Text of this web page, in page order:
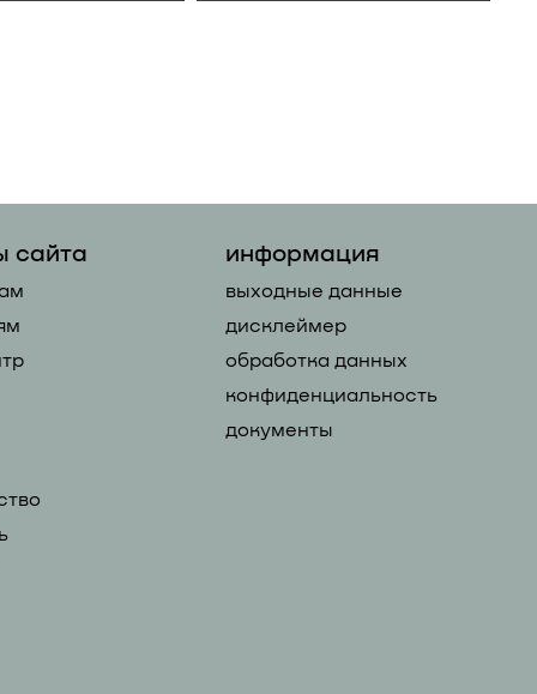
сайта информация
выходные данные
дисклеймер
обработка данных
конфиденциальность
документы